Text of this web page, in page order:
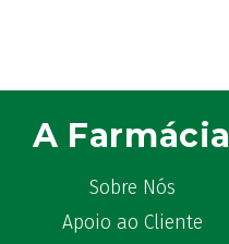
A Farmácia
Sobre Nós
Apoio ao Cliente